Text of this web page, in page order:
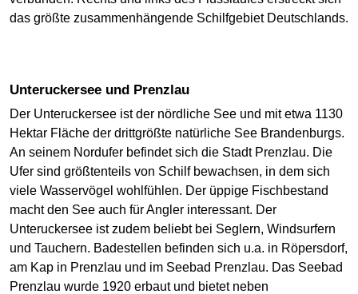
das größte zusammenhängende Schilfgebiet Deutschlands.
Unteruckersee und Prenzlau
Der Unteruckersee ist der nördliche See und mit etwa 1130
Hektar Fläche der drittgrößte natürliche See Brandenburgs.
An seinem Nordufer befindet sich die Stadt Prenzlau. Die
Ufer sind größtenteils von Schilf bewachsen, in dem sich
viele Wasservögel wohlfühlen. Der üppige Fischbestand
macht den See auch für Angler interessant. Der
Unteruckersee ist zudem beliebt bei Seglern, Windsurfern
und Tauchern. Badestellen befinden sich u.a. in Röpersdorf,
am Kap in Prenzlau und im Seebad Prenzlau. Das Seebad
Prenzlau wurde 1920 erbaut und bietet neben